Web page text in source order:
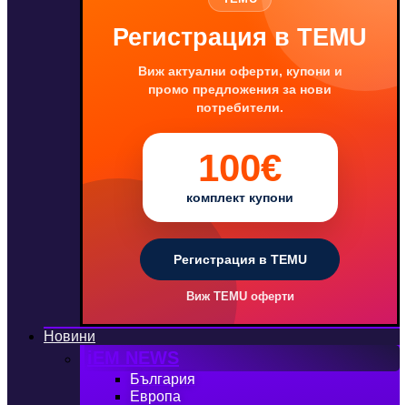
Регистрация в TEMU
Виж актуални оферти, купони и
промо предложения за нови
потребители.
100€
комплект купони
Регистрация в TEMU
Виж TEMU оферти
Новини
iEM NEWS
България
Европа